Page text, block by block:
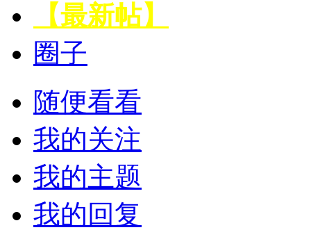
【最新帖】
圈子
随便看看
我的关注
我的主题
我的回复